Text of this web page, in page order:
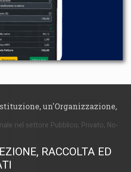
un'Organizzazione,
nel settore Pubblico, Privato, No-
RACCOLTA ED